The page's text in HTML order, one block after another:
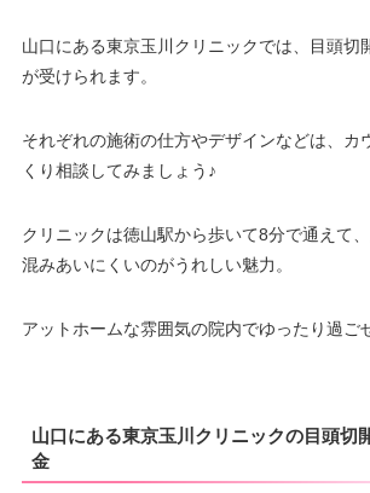
山口にある東京玉川クリニックでは、目頭切
が受けられます。
それぞれの施術の仕方やデザインなどは、カ
くり相談してみましょう♪
クリニックは徳山駅から歩いて8分で通えて
混みあいにくいのがうれしい魅力。
アットホームな雰囲気の院内でゆったり過
山口にある東京玉川クリニックの目頭切
金